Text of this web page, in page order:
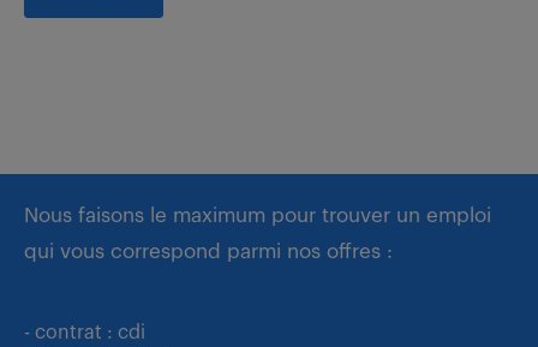
Nous faisons le maximum pour trouver un emploi
qui vous correspond parmi nos offres :
- contrat : cdi